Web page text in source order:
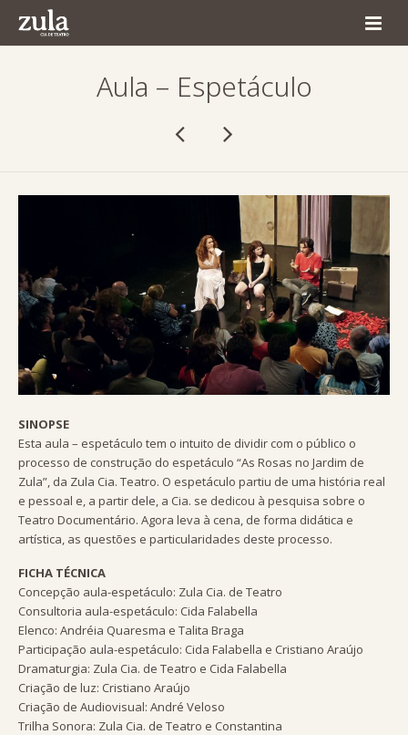
Agenda
Comunicação
Contato
Aula – Espetáculo
SINOPSE
Esta aula – espetáculo tem o intuito de dividir com o público o
processo de construção do espetáculo “As Rosas no Jardim de
Zula”, da Zula Cia. Teatro. O espetáculo partiu de uma história real
e pessoal e, a partir dele, a Cia. se dedicou à pesquisa sobre o
Teatro Documentário. Agora leva à cena, de forma didática e
artística, as questões e particularidades deste processo.
FICHA TÉCNICA
Concepção aula-espetáculo: Zula Cia. de Teatro
Consultoria aula-espetáculo: Cida Falabella
Elenco: Andréia Quaresma e Talita Braga
Participação aula-espetáculo: Cida Falabella e Cristiano Araújo
Dramaturgia: Zula Cia. de Teatro e Cida Falabella
Criação de luz: Cristiano Araújo
Criação de Audiovisual: André Veloso
Trilha Sonora: Zula Cia. de Teatro e Constantina